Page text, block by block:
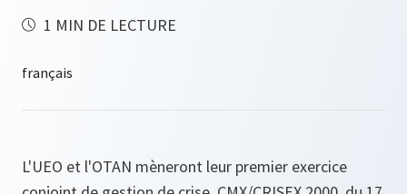
1 MIN DE LECTURE
L'UEO et l'OTAN mèneront leur premier exercice